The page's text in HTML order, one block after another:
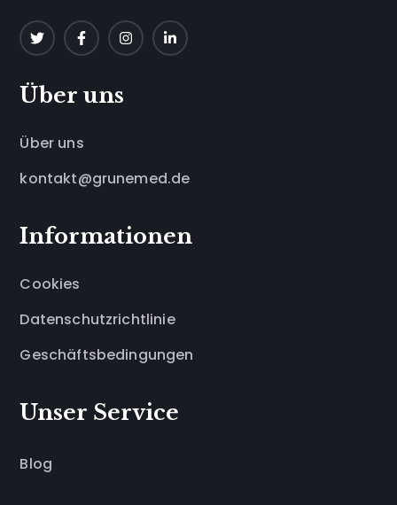
Über uns
Über uns
kontakt@grunemed.de
Informationen
Cookies
Datenschutzrichtlinie
Geschäftsbedingungen
Unser Service
Blog